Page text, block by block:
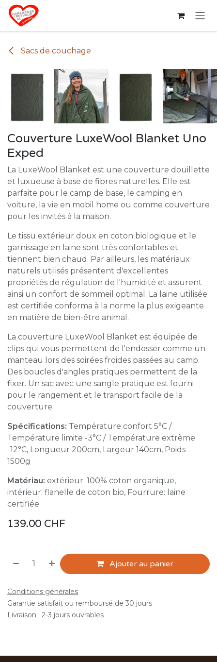
Se rendre au contenu
Sacs de couchage
Couverture LuxeWool Blanket Uno
Exped
La LuxeWool Blanket est une couverture douillette
et luxueuse à base de fibres naturelles. Elle est
parfaite pour le camp de base, le camping en
voiture, la vie en mobil home ou comme couverture
pour les invités à la maison.
Le tissu extérieur doux en coton biologique et le
garnissage en laine sont très confortables et
tiennent bien chaud. Par ailleurs, les matériaux
naturels utilisés présentent d'excellentes
propriétés de régulation de l'humidité et assurent
ainsi un confort de sommeil optimal. La laine utilisée
est certifiée conforma à la norme la plus exigeante
en matière de bien-être animal.
La couverture LuxeWool Blanket est équipée de
clips qui vous permettent de l'endosser comme un
manteau lors des soirées froides passées au camp.
Des boucles d'angles pratiques permettent de la
fixer. Un sac avec une sangle pratique est fourni
pour le rangement et le transport facile de la
couverture.
Spécifications: Température confort 5°C /
Température limite -3°C / Température extrème
-12°C, Longueur 200cm, Largeur 140cm, Poids
1500g
Matériau: extérieur: 100% coton organique,
intérieur: flanelle de coton bio, Fourrure: laine
certifiée
139.00 CHF
Ajouter au panier
Conditions générales
Garantie satisfait ou remboursé de 30 jours
Livraison : 2-3 jours ouvrables